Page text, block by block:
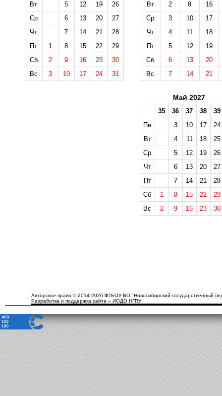
Вт
5 12 19
26
Ср
6 13 20
27
Чт
7 14 21
28
Пт
1 8 15 22
29
Сб
2 9 16 23
30
Вс
3 10 17 24 31
Вт
2 9
16
Ср
3 10
17
Чт
4 11
18
Пт
5 12
19
Сб
6 13
20
Вс
7 14 21
Май 2027
35 36 37 38
39
Пн
3 10 17
24
Вт
4 11 18
25
Ср
5 12 19
26
Чт
6 13 20
27
Пт
7 14 21
28
Сб
1 8 15 22
29
Вс
2 9 16 23 30
Авторское право © 2014-2026 ФГБОУ ВО "Новосибирский государственный
Разработка и поддержка сайта – ИОДО НГПУ